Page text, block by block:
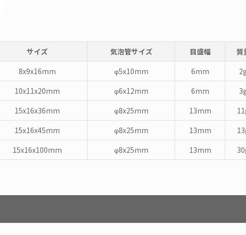
サイズ 気泡管サイズ 目盛幅 質
8x9x16mm φ5x10mm 6mm
10x11x20mm φ6x12mm 6mm
15x16x36mm φ8x25mm 13mm
15x16x45mm φ8x25mm 13mm
15x16x100mm φ8x25mm 13mm